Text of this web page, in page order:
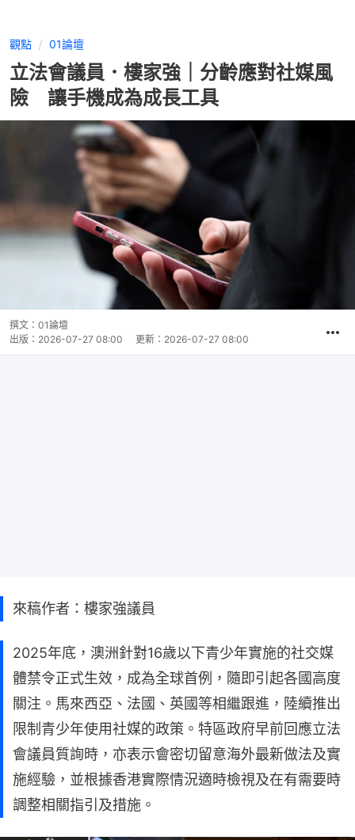
觀點 01論壇
立法會議員．樓家強｜分齡應對社媒風
險 讓手機成為成長工具
撰文： 01論壇
出版： 2026-07-27 08:00 更新： 2026-07-27 08:00
來稿作者：樓家強議員
2025年底，澳洲針對16歲以下青少年實施的社交媒
體禁令正式生效，成為全球首例，隨即引起各國高度
關注。馬來西亞、法國、英國等相繼跟進，陸續推出
限制青少年使用社媒的政策。特區政府早前回應立法
會議員質詢時，亦表示會密切留意海外最新做法及實
施經驗，並根據香港實際情況適時檢視及在有需要時
調整相關指引及措施。